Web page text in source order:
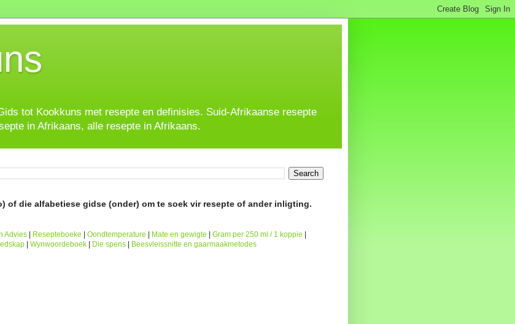
tot Kookkuns met resepte en definisies. Suid-Afrikaanse resepte
in Afrikaans, alle resepte in Afrikaans.
of die alfabetiese gidse (onder) om te soek vir resepte of ander inligting.
Advies Resepteboeke Oondtemperature Mate en gewigte Gram per 250 ml / 1 koppie
Wynwoordeboek Die spens Beesvleissnitte en gaarmaakmetodes